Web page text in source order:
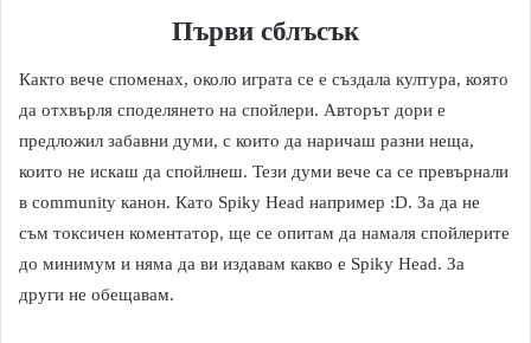
Първи сблъсък
Както вече споменах, около играта се е създала култура, която
да отхвърля споделянето на спойлери. Авторът дори е
предложил забавни думи, с които да наричаш разни неща,
които не искаш да спойлнеш. Тези думи вече са се превърнали
в community канон. Като Spiky Head например :D. За да не
съм токсичен коментатор, ще се опитам да намаля спойлерите
до минимум и няма да ви издавам какво е Spiky Head. За
други не обещавам.